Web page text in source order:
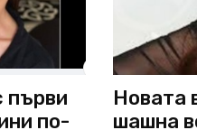
първи
по-
Новата
шашна